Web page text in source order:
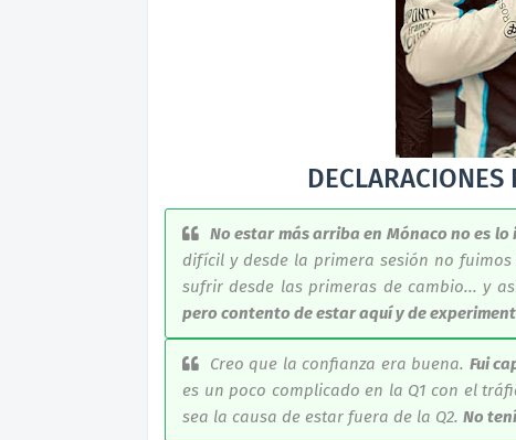
No estar más arriba en Mónaco no es
difícil y desde la primera sesión no
sufrir desde las primeras de cambio... y
pero contento de estar aquí y de
Creo que la confianza era buena. Fui
es un poco complicado en la Q1 con el
sea la causa de estar fuera de la Q2. No